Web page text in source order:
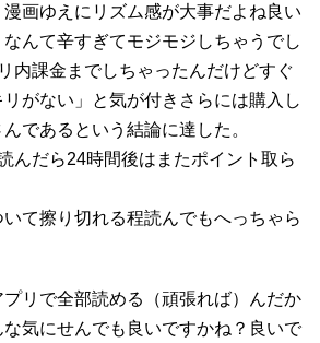
画ゆえにリズム感が大事だよね良い
んて辛すぎてモジモジしちゃうでし
内課金までしちゃったんだけどすぐ
がない」と気が付きさらには購入し
であるという結論に達した。
んだら24時間後はまたポイント取ら
て擦り切れる程読んでもへっちゃら
リで全部読める（頑張れば）んだか
気にせんでも良いですかね？良いで